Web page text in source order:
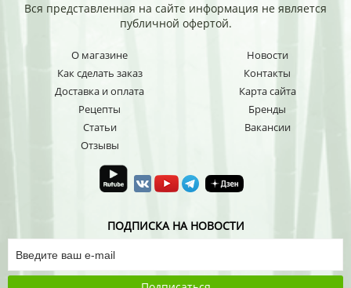
Вся представленная на сайте информация не является
публичной офертой.
О магазине
Как сделать заказ
Доставка и оплата
Рецепты
Статьи
Отзывы
Новости
Контакты
Карта сайта
Бренды
Вакансии
ПОДПИСКА НА НОВОСТИ